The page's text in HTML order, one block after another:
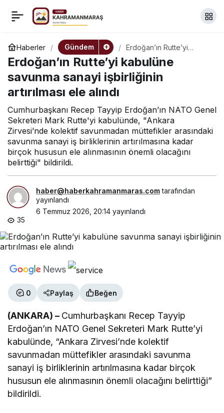
Haberler Gündem
Erdoğan’ın Rutte’yi
kabulüne savunma sanayi
işbirliğinin artırılması ele
alındı
Erdoğan’ın Rutte’yi kabulüne
savunma sanayi işbirliğinin
artırılması ele alındı
Cumhurbaşkanı Recep Tayyip Erdoğan’ın NATO Genel
Sekreteri Mark Rutte'yi kabulünde, "Ankara
Zirvesi’nde kolektif savunmadan müttefikler arasındaki
savunma sanayi iş birliklerinin artırılmasına kadar
birçok hususun ele alınmasının önemli olacağını
belirttiği" bildirildi.
haber@haberkahramanmaras.comtarafından
yayınlandı
6 Temmuz 2026, 20:14 yayınlandı
35
0 Paylaş Beğen
(ANKARA) – Cumhurbaşkanı Recep Tayyip
Erdoğan’ın NATO Genel Sekreteri Mark Rutte’yi
kabulünde, “Ankara Zirvesi’nde kolektif
savunmadan müttefikler arasındaki savunma
sanayi iş birliklerinin artırılmasına kadar birçok
hususun ele alınmasının önemli olacağını belirttiği”
bildirildi.
İBB davasında 62. gün…
Fatih Keleş: “Benden
iftira atmam istendi,
onurumu özgürlüğüme
tercih ettim”
Paylaş